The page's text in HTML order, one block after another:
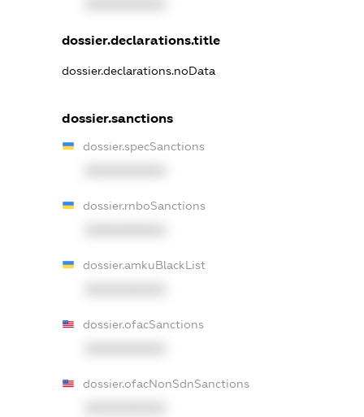
dossier.declarations.title
dossier.declarations.noData
dossier.sanctions
dossier.specSanctions
dossier.rnboSanctions
dossier.amkuBlackList
dossier.ofacSanctions
dossier.ofacNonSdnSanctions